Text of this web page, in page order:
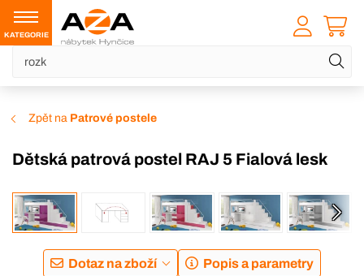
KATEGORIE
Zpět na Patrové postele
Dětská patrová postel RAJ 5 Fialová lesk
DOPRAVA ZDARMA
Dotaz na zboží Popis a parametry